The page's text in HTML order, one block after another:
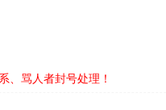
、骂人者封号处理！